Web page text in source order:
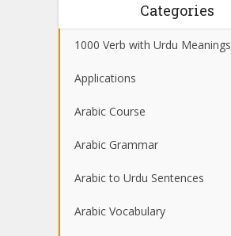
Categories
1000 Verb with Urdu Meanings
Applications
Arabic Course
Arabic Grammar
Arabic to Urdu Sentences
Arabic Vocabulary